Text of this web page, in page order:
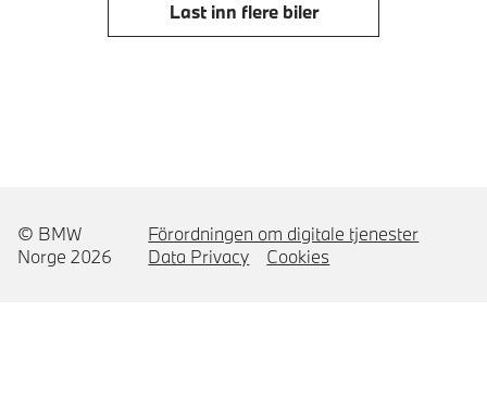
Last inn flere biler
© BMW
Norge 2026
Förordningen om digitale tjenester
Data Privacy
Cookies